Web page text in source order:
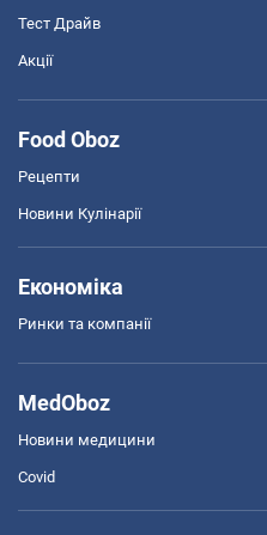
Тест Драйв
Акції
Food Oboz
Рецепти
Новини Кулінарії
Економіка
Ринки та компанії
MedOboz
Новини медицини
Covid